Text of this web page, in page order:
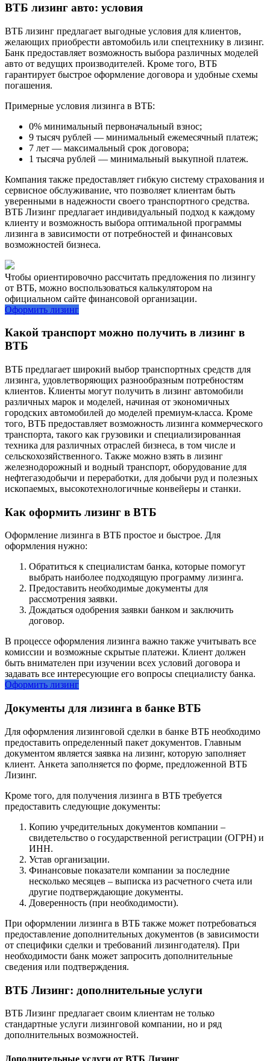
ВТБ лизинг авто: условия
ВТБ лизинг предлагает выгодные условия для клиентов,
желающих приобрести автомобиль или спецтехнику в лизинг.
Банк предоставляет возможность выбора различных моделей
авто от ведущих производителей. Кроме того, ВТБ
гарантирует быстрое оформление договора и удобные схемы
погашения.
Примерные условия лизинга в ВТБ:
0% минимальный первоначальный взнос;
9 тысяч рублей — минимальный ежемесячный платеж;
7 лет — максимальный срок договора;
1 тысяча рублей — минимальный выкупной платеж.
Компания также предоставляет гибкую систему страхования и
сервисное обслуживание, что позволяет клиентам быть
уверенными в надежности своего транспортного средства.
ВТБ Лизинг предлагает индивидуальный подход к каждому
клиенту и возможность выбора оптимальной программы
лизинга в зависимости от потребностей и финансовых
возможностей бизнеса.
Чтобы ориентировочно рассчитать предложения по лизингу
от ВТБ, можно воспользоваться калькулятором на
официальном сайте финансовой организации.
Оформить лизинг
Какой транспорт можно получить в лизинг в
ВТБ
ВТБ предлагает широкий выбор транспортных средств для
лизинга, удовлетворяющих разнообразным потребностям
клиентов. Клиенты могут получить в лизинг автомобили
различных марок и моделей, начиная от экономичных
городских автомобилей до моделей премиум-класса. Кроме
того, ВТБ предоставляет возможность лизинга коммерческого
транспорта, такого как грузовики и специализированная
техника для различных отраслей бизнеса, в том числе и
сельскохозяйственного. Также можно взять в лизинг
железнодорожный и водный транспорт, оборудование для
нефтегазодобычи и переработки, для добычи руд и полезных
ископаемых, высокотехнологичные конвейеры и станки.
Как оформить лизинг в ВТБ
Оформление лизинга в ВТБ простое и быстрое. Для
оформления нужно:
Обратиться к специалистам банка, которые помогут
выбрать наиболее подходящую программу лизинга.
Предоставить необходимые документы для
рассмотрения заявки.
Дождаться одобрения заявки банком и заключить
договор.
В процессе оформления лизинга важно также учитывать все
комиссии и возможные скрытые платежи. Клиент должен
быть внимателен при изучении всех условий договора и
задавать все интересующие его вопросы специалисту банка.
Оформить лизинг
Документы для лизинга в банке ВТБ
Для оформления лизинговой сделки в банке ВТБ необходимо
предоставить определенный пакет документов. Главным
документом является заявка на лизинг, которую заполняет
клиент. Анкета заполняется по форме, предложенной ВТБ
Лизинг.
Кроме того, для получения лизинга в ВТБ требуется
предоставить следующие документы:
Копию учредительных документов компании –
свидетельство о государственной регистрации (ОГРН) и
ИНН.
Устав организации.
Финансовые показатели компании за последние
несколько месяцев – выписка из расчетного счета или
другие подтверждающие документы.
Доверенность (при необходимости).
При оформлении лизинга в ВТБ также может потребоваться
предоставление дополнительных документов (в зависимости
от специфики сделки и требований лизингодателя). При
необходимости банк может запросить дополнительные
сведения или подтверждения.
ВТБ Лизинг: дополнительные услуги
ВТБ Лизинг предлагает своим клиентам не только
стандартные услуги лизинговой компании, но и ряд
дополнительных возможностей.
Дополнительные услуги от ВТБ Лизинг